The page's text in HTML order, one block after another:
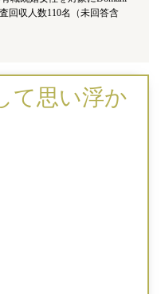
回収人数110名（未回答含
て思い浮か